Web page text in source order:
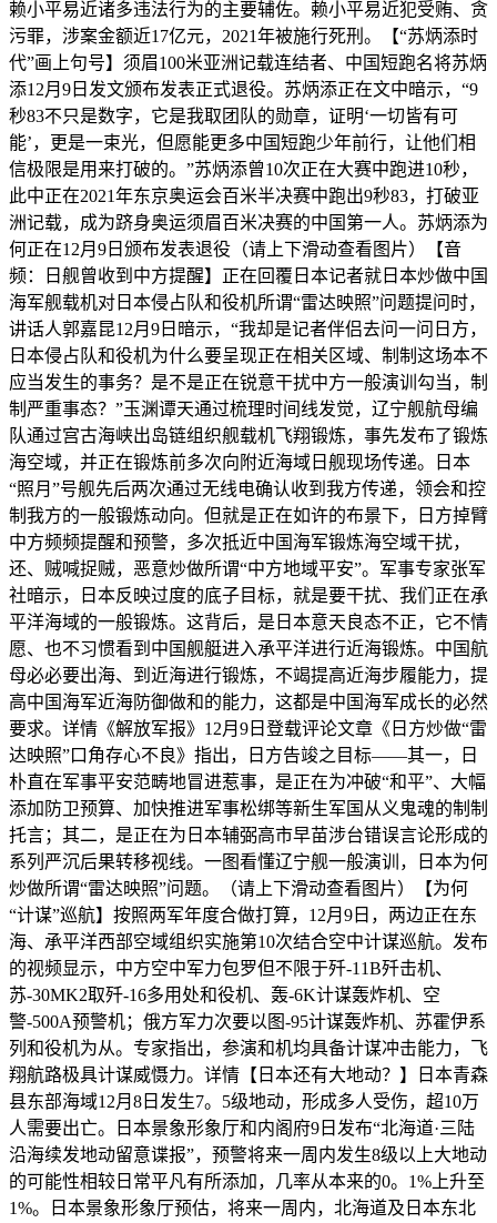
赖小平易近诸多违法行为的主要辅佐。赖小平易近犯受贿、贪
污罪，涉案金额近17亿元，2021年被施行死刑。【“苏炳添时
代”画上句号】须眉100米亚洲记载连结者、中国短跑名将苏炳
添12月9日发文颁布发表正式退役。苏炳添正在文中暗示，“9
秒83不只是数字，它是我取团队的勋章，证明‘一切皆有可
能’，更是一束光，但愿能更多中国短跑少年前行，让他们相
信极限是用来打破的。”苏炳添曾10次正在大赛中跑进10秒，
此中正在2021年东京奥运会百米半决赛中跑出9秒83，打破亚
洲记载，成为跻身奥运须眉百米决赛的中国第一人。苏炳添为
何正在12月9日颁布发表退役（请上下滑动查看图片）【音
频：日舰曾收到中方提醒】正在回覆日本记者就日本炒做中国
海军舰载机对日本侵占队和役机所谓“雷达映照”问题提问时，
讲话人郭嘉昆12月9日暗示，“我却是记者伴侣去问一问日方，
日本侵占队和役机为什么要呈现正在相关区域、制制这场本不
应当发生的事务？是不是正在锐意干扰中方一般演训勾当，制
制严重事态？”玉渊谭天通过梳理时间线发觉，辽宁舰航母编
队通过宫古海峡出岛链组织舰载机飞翔锻炼，事先发布了锻炼
海空域，并正在锻炼前多次向附近海域日舰现场传递。日本
“照月”号舰先后两次通过无线电确认收到我方传递，领会和控
制我方的一般锻炼动向。但就是正在如许的布景下，日方掉臂
中方频频提醒和预警，多次抵近中国海军锻炼海空域干扰，
还、贼喊捉贼，恶意炒做所谓“中方地域平安”。军事专家张军
社暗示，日本反映过度的底子目标，就是要干扰、我们正在承
平洋海域的一般锻炼。这背后，是日本意天良态不正，它不情
愿、也不习惯看到中国舰艇进入承平洋进行近海锻炼。中国航
母必必要出海、到近海进行锻炼，不竭提高近海步履能力，提
高中国海军近海防御做和的能力，这都是中国海军成长的必然
要求。详情《解放军报》12月9日登载评论文章《日方炒做“雷
达映照”口角存心不良》指出，日方告竣之目标——其一，日
朴直在军事平安范畴地冒进惹事，是正在为冲破“和平”、大幅
添加防卫预算、加快推进军事松绑等新生军国从义鬼魂的制制
托言；其二，是正在为日本辅弼高市早苗涉台错误言论形成的
系列严沉后果转移视线。一图看懂辽宁舰一般演训，日本为何
炒做所谓“雷达映照”问题。（请上下滑动查看图片）【为何
“计谋”巡航】按照两军年度合做打算，12月9日，两边正在东
海、承平洋西部空域组织实施第10次结合空中计谋巡航。发布
的视频显示，中方空中军力包罗但不限于歼-11B歼击机、
苏-30MK2取歼-16多用处和役机、轰-6K计谋轰炸机、空
警-500A预警机；俄方军力次要以图-95计谋轰炸机、苏霍伊系
列和役机为从。专家指出，参演和机均具备计谋冲击能力，飞
翔航路极具计谋威慑力。详情【日本还有大地动？】日本青森
县东部海域12月8日发生7。5级地动，形成多人受伤，超10万
人需要出亡。日本景象形象厅和内阁府9日发布“北海道·三陆
沿海续发地动留意谍报”，预警将来一周内发生8级以上大地动
的可能性相较日常平凡有所添加，几率从本来的0。1%上升至
1%。日本景象形象厅预估，将来一周内，北海道及日本东北